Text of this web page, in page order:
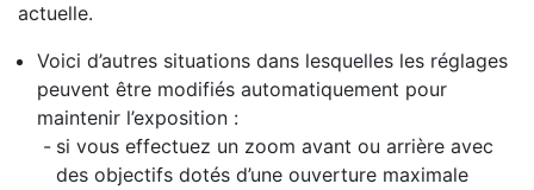
actuelle.
Voici d’autres situations dans lesquelles les réglages
peuvent être modifiés automatiquement pour
maintenir l’exposition :
si vous effectuez un zoom avant ou arrière avec
des objectifs dotés d’une ouverture maximale